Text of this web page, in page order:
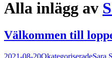
Alla inlägg av
Välkommen till
2021-08-20OkategoriseradeSara